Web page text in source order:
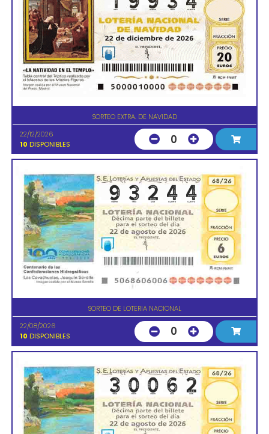
SORTEO EXTRA. DE NAVIDAD
22/12/2026
10 DISPONIBLES 0
SORTEO DE LOTERIA NACIONAL
22/08/2026
10 DISPONIBLES 0